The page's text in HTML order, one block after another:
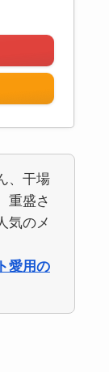
、干場
重盛さ
気のメ
愛用の